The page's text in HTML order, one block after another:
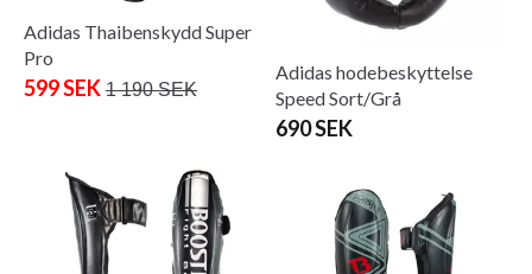
Adidas Thaibenskydd Super
Pro
599 SEK 1 190 SEK
Adidas hodebeskyttelse
Speed ​​​​Sort/Grå
690 SEK